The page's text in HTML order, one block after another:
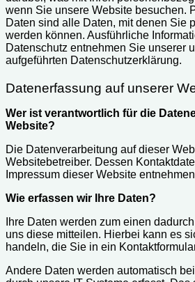
wenn Sie unsere Website besuchen.
Daten sind alle Daten, mit denen Sie
werden können. Ausführliche
Datenschutz entnehmen Sie unserer
aufgeführten Datenschutzerklärung.
Datenerfassung auf unserer
Wer ist verantwortlich für die
Website?
Die Datenverarbeitung auf dieser
Websitebetreiber. Dessen
Impressum dieser Website
Wie erfassen wir Ihre Daten?
Ihre Daten werden zum einen
uns diese mitteilen. Hierbei kann es
handeln, die Sie in ein
Andere Daten werden automatisch